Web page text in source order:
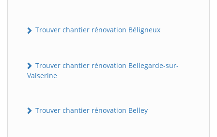
Trouver chantier rénovation Béligneux
Trouver chantier rénovation Bellegarde-sur-
Valserine
Trouver chantier rénovation Belley